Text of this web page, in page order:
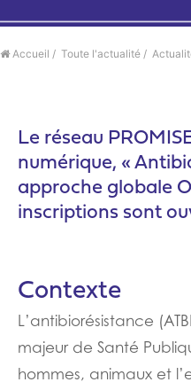
Accueil / Toute l'actualité /
Le réseau
numérique, «
approche globale
inscriptions sont
Contexte
L’antibiorésistance
majeur de Santé
hommes, animaux et